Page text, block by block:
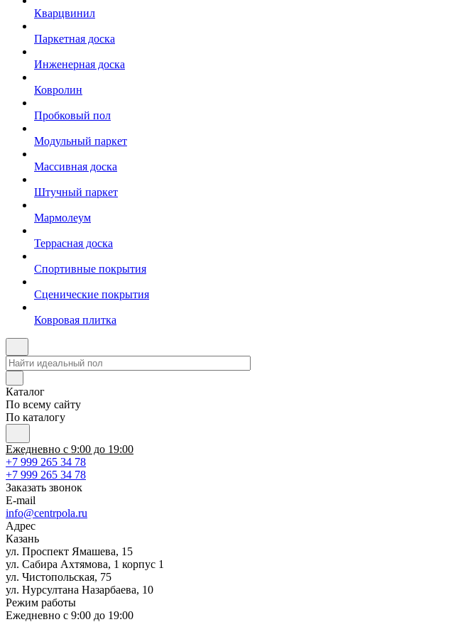
Кварцвинил
Паркетная доска
Инженерная доска
Ковролин
Пробковый пол
Модульный паркет
Массивная доска
Штучный паркет
Мармолеум
Террасная доска
Спортивные покрытия
Сценические покрытия
Ковровая плитка
Каталог
По всему сайту
По каталогу
Ежедневно с 9:00 до 19:00
+7 999 265 34 78
+7 999 265 34 78
Заказать звонок
E-mail
info@centrpola.ru
Адрес
Казань
ул. Проспект Ямашева, 15
ул. Сабира Ахтямова, 1 корпус 1
ул. Чистопольская, 75
ул. Нурсултана Назарбаева, 10
Режим работы
Ежедневно с 9:00 до 19:00